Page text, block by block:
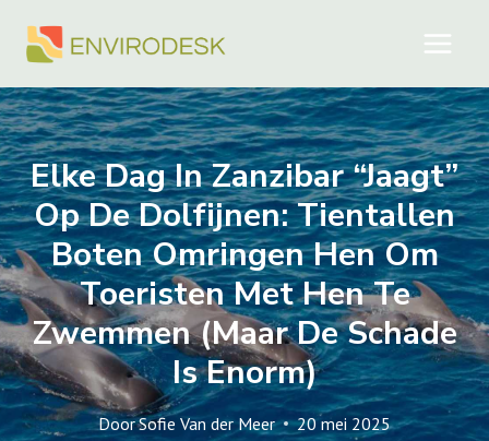
naar
Elke Dag In Zanzibar “jaagt”
Op De Dolfijnen: Tientallen
Boten Omringen Hen Om
Toeristen Met Hen Te
Zwemmen (maar De Schade
Is Enorm)
DoorSofie Van der Meer 20 mei 2025